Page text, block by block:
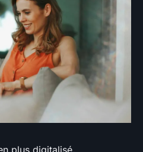
plus digitalisé,